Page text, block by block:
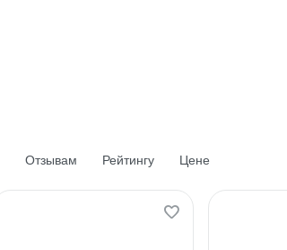
Отзывам Рейтингу Цене